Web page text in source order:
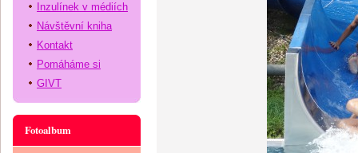
Inzulínek v médiích
Návštěvní kniha
Kontakt
Pomáháme si
GIVT
Fotoalbum